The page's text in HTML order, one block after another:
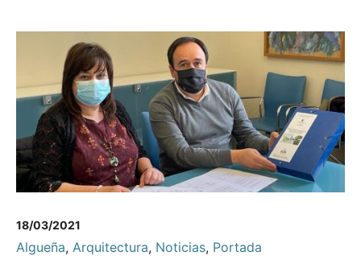
18/03/2021
Algueña, Arquitectura, Noticias, Portada